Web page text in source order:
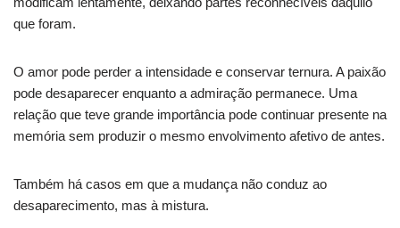
que foram.
O amor pode perder a intensidade e conservar ternura. A paixão
pode desaparecer enquanto a admiração permanece. Uma
relação que teve grande importância pode continuar presente na
memória sem produzir o mesmo envolvimento afetivo de antes.
Também há casos em que a mudança não conduz ao
desaparecimento, mas à mistura.